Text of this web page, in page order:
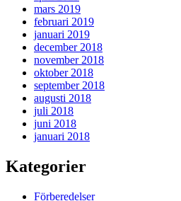
mars 2019
februari 2019
januari 2019
december 2018
november 2018
oktober 2018
september 2018
augusti 2018
juli 2018
juni 2018
januari 2018
Kategorier
Förberedelser